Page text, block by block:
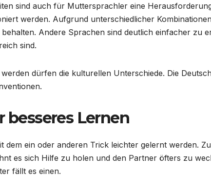
sind auch für Muttersprachler eine
werden. Aufgrund unterschiedlicher
Andere Sprachen sind deutlich einfacher zu
sind.
dürfen die kulturellen Unterschiede. Die
besseres Lernen
dem ein oder anderen Trick leichter gelernt werden.
es sich Hilfe zu holen und den Partner öfters zu
fällt es einen.